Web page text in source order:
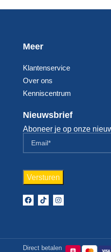
Meer
Klantenservice
Over ons
Kenniscentrum
Nieuwsbrief
Aboneer je op onze
Direct betalen